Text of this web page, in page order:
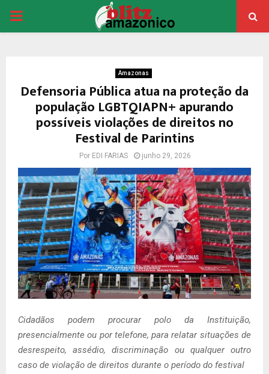
PRIMARY
Amazonas
Defensoria Pública atua na proteção da
população LGBTQIAPN+ apurando
possíveis violações de direitos no
Festival de Parintins
Por EDI FARIAS junho 29, 2026
Cidadãos podem procurar polo da Instituição,
presencialmente ou por telefone, para relatar situações de
desrespeito, assédio, discriminação ou qualquer outro
caso de violação de direitos durante o período do festival